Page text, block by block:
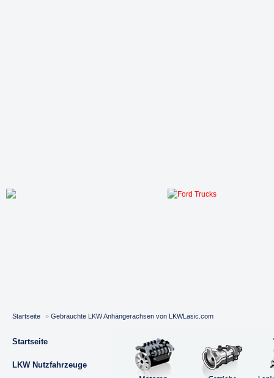
Startseite » Gebrauchte LKW Anhängerachsen von LKWLasic.com
Startseite
LKW Nutzfahrzeuge